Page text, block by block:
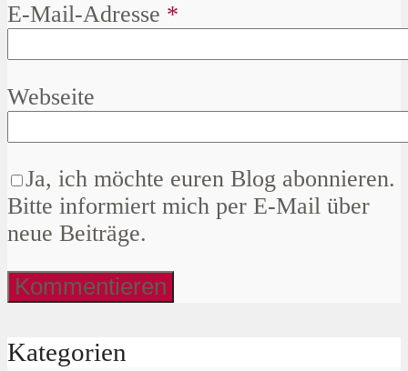
E-Mail-Adresse *
Webseite
Ja, ich möchte euren Blog abonnieren.
Bitte informiert mich per E-Mail über
neue Beiträge.
Kategorien